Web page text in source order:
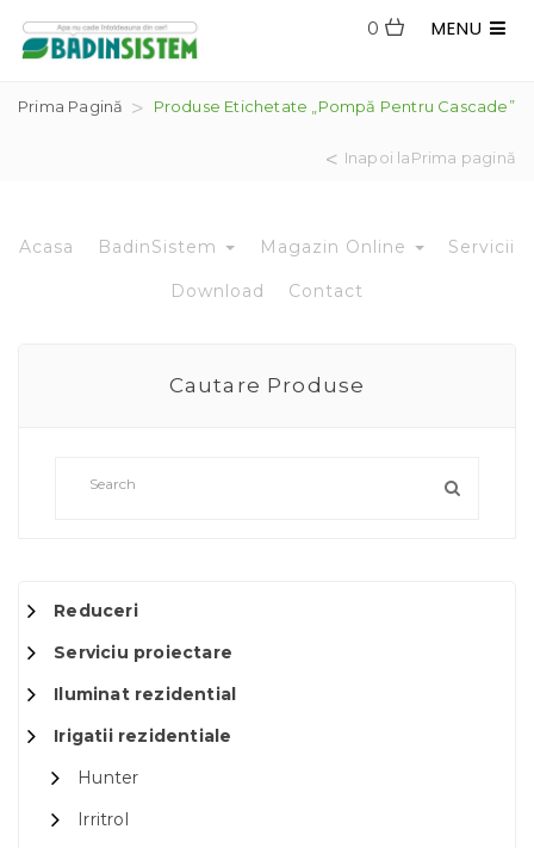
MENU
0
Prima Pagină Produse Etichetate „pompă Pentru Cascade”
Inapoi laPrima pagină
Acasa BadinSistem Magazin Online Servicii
Download Contact
Cautare Produse
Reduceri
Serviciu proiectare
Iluminat rezidential
Irigatii rezidentiale
Hunter
Irritrol